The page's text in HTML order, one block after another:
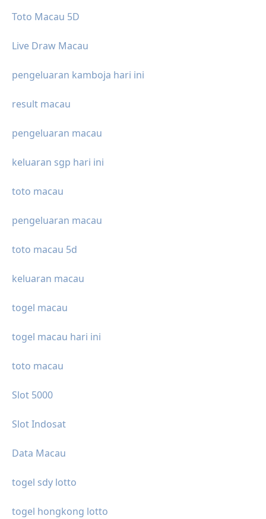
Toto Macau 5D
Live Draw Macau
pengeluaran kamboja hari ini
result macau
pengeluaran macau
keluaran sgp hari ini
toto macau
pengeluaran macau
toto macau 5d
keluaran macau
togel macau
togel macau hari ini
toto macau
Slot 5000
Slot Indosat
Data Macau
togel sdy lotto
togel hongkong lotto